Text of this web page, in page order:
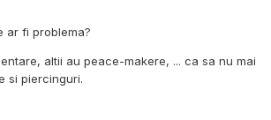
ar fi problema?
altii au peace-makere, ... ca sa nu mai
si piercinguri.